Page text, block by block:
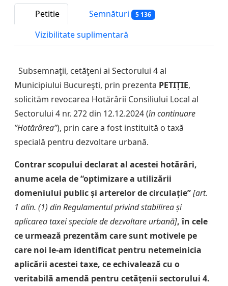
Petitie Semnături 5 136
Vizibilitate suplimentară
Subsemnaţii, cetăţeni ai Sectorului 4 al
Municipiului Bucureşti, prin prezenta PETIȚIE,
solicităm revocarea Hotărârii Consiliului Local al
Sectorului 4 nr. 272 din 12.12.2024 (în continuare
”Hotărârea”), prin care a fost instituită o taxă
specială pentru dezvoltare urbană.
Contrar scopului declarat al acestei hotărâri,
anume acela de “optimizare a utilizării
domeniului public și arterelor de circulație”[art.
1 alin. (1) din Regulamentul privind stabilirea și
aplicarea taxei speciale de dezvoltare urbană], în cele
ce urmează prezentăm care sunt motivele pe
care noi le-am identificat pentru netemeinicia
aplicării acestei taxe, ce echivalează cu o
veritabilă amendă pentru cetățenii sectorului 4.